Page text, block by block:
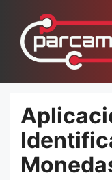
conteúdo